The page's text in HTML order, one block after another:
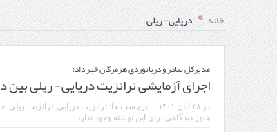
استاندار
خانه دریایی- ریلی
مدیرکل بنادر و دریانوردی هرمزگان خبر داد:
اجرای آزمایشی ترانزیت دریایی- ریلی بین
در۲۸ آبان ۱۴۰۱ برچسب ها:ترانزیت دریایی,ترانزیت ریلی,
هنوز دیدگاهی برای این نوشته وجود ندارد